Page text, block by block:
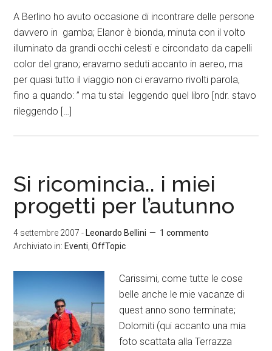
A Berlino ho avuto occasione di incontrare delle persone
davvero in gamba; Elanor è bionda, minuta con il volto
illuminato da grandi occhi celesti e circondato da capelli
color del grano; eravamo seduti accanto in aereo, ma
per quasi tutto il viaggio non ci eravamo rivolti parola,
fino a quando: ” ma tu stai leggendo quel libro [ndr. stavo
rileggendo […]
Si ricomincia.. i miei
progetti per l’autunno
4 settembre 2007 - Leonardo Bellini
1 commento
Archiviato in: Eventi ,OffTopic
Carissimi, come tutte le cose
belle anche le mie vacanze di
quest anno sono terminate;
Dolomiti (qui accanto una mia
foto scattata alla Terrazza